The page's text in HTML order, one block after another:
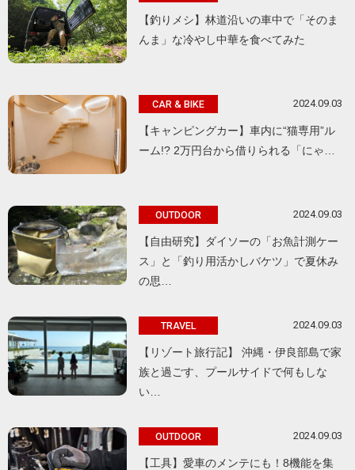
【釣りメシ】林道沿いの車中で「そのま
んま」な冷やし中華を食べてみた
CAR & BIKE 2024.09.03
【キャンピングカー】車内に“猫専用”ル
ーム!? 2万円台から借りられる「にゃ…
OUTDOOR 2024.09.03
【自由研究】ダイソーの「お魚計測ケー
ス」と「釣り用活かしバケツ」で夏休み
の思…
TRAVEL 2024.09.03
【リゾート旅行記】 沖縄・伊良部島で家
族と過ごす、プールサイドで何もしな
い…
OUTDOOR 2024.09.03
【工具】愛車のメンテにも！8機能を集